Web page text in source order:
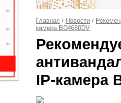
Главная / Новости /
камера BD4680DV
IP-камера